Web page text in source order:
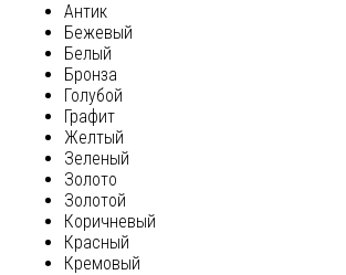
Антик
Бежевый
Белый
Бронза
Голубой
Графит
Желтый
Зеленый
Золото
Золотой
Коричневый
Красный
Кремовый